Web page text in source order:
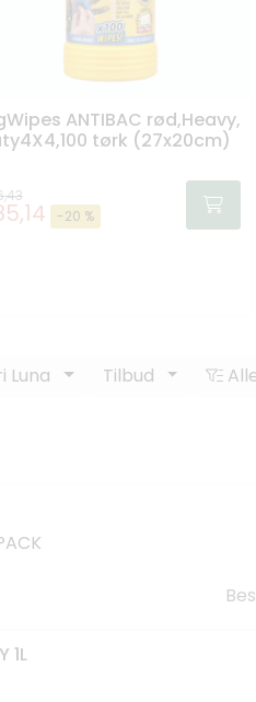
ANTIBAC rød,Heavy,
tørk (27x20cm)
-20 %
Luna Tilbud
1L